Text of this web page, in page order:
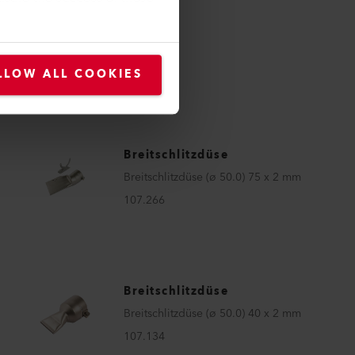
ALL COOKIES
Breitschlitzdüse
Breitschlitzdüse (ø 50.0) 75 x 2 mm
107.266
Breitschlitzdüse
Breitschlitzdüse (ø 50.0) 40 x 2 mm
107.134